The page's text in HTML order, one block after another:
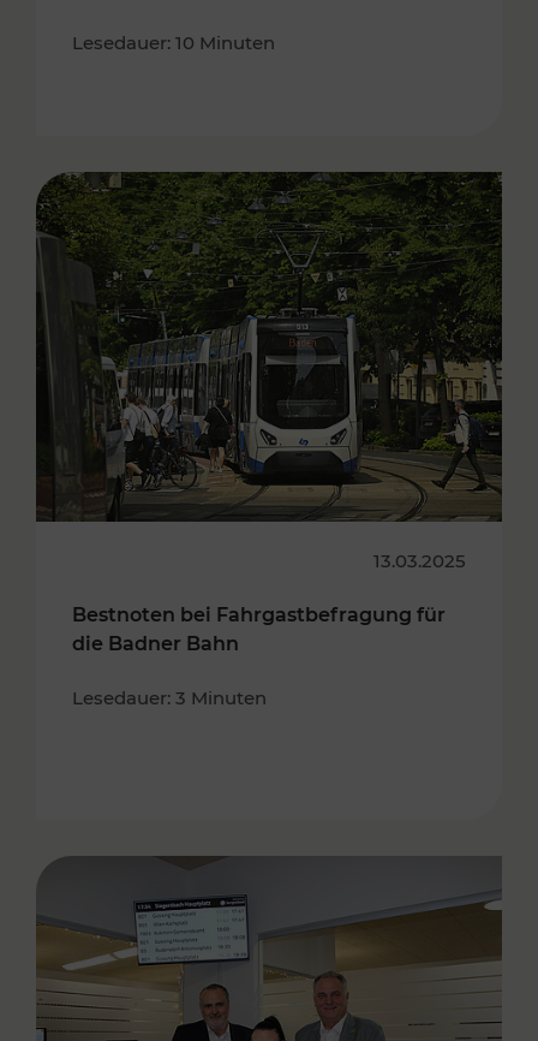
Lesedauer: 10 Minuten
13.03.2025
Bestnoten bei Fahrgastbefragung für
die Badner Bahn
Lesedauer: 3 Minuten